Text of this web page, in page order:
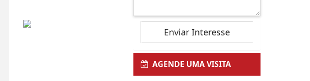
Enviar Interesse
AGENDE UMA VISITA